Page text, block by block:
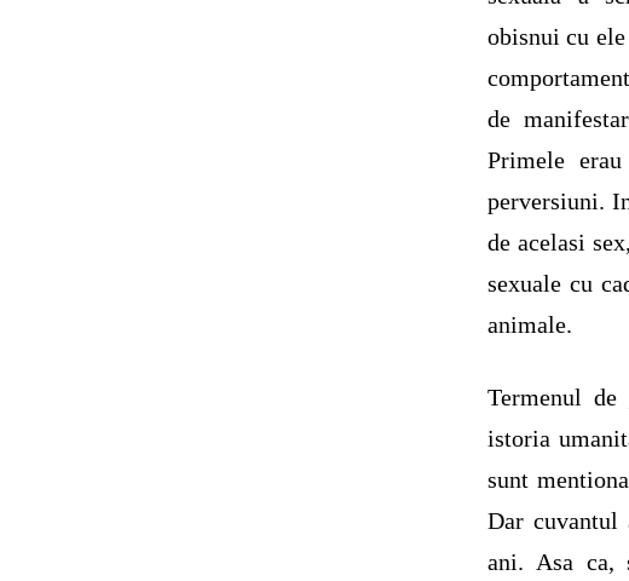
obisnui cu
de
Primele
perversiuni.
de acelasi
sexuale cu
animale.
Termenul de
istoria
sunt
Dar cuvantul
ani. Asa ca,